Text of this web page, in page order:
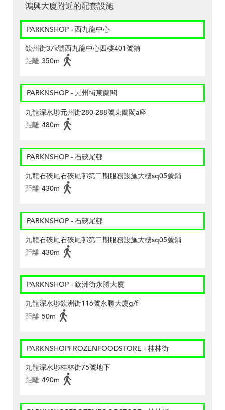
鴻興大廈附近的配套設施
PARKNSHOP - 西九龍中心
欽州街37k號西九龍中心四樓401號舖
距離 350m
PARKNSHOP - 元州街東蘭閣
九龍深水埗元州街280-288號東蘭閣a座
距離 480m
PARKNSHOP - 石硤尾邨
九龍石硤尾石硤尾邨第二期服務設施大樓sq05號鋪
距離 430m
PARKNSHOP - 石硤尾邨
九龍石硤尾石硤尾邨第二期服務設施大樓sq05號鋪
距離 430m
PARKNSHOP - 欽洲街永勝大廈
九龍深水埗欽洲街116號永勝大廈g/f
距離 50m
PARKNSHOPFROZENFOODSTORE - 桂林街
九龍深水埗桂林街75號地下
距離 490m